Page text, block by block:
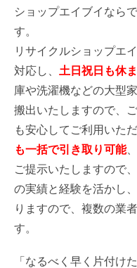
ショップエイブイなら
す。
リサイクルショップエ
対応し、 土日祝日も休
庫や洗濯機などの大型
搬出いたしますので、
も安心してご利用いただ
も一括で引き取り可能
ご提示いたしますので
の実績と経験を活かし、
りますので、複数の業
す。
「なるべく早く片付け